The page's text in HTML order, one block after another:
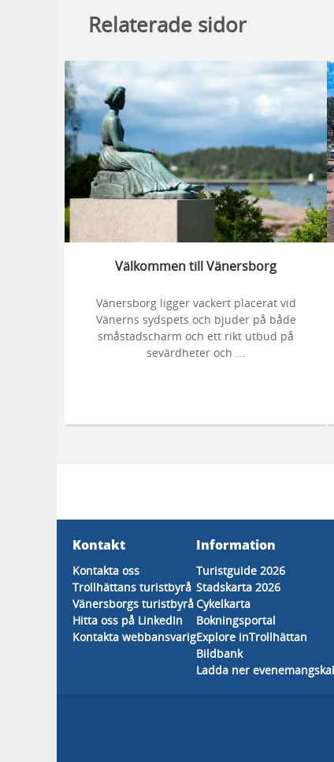
Relaterade sidor
Välkommen till Vänersborg
Vänersborg ligger vackert placerat vid
Vänerns sydspets och bjuder på både
småstadscharm och ett rikt utbud på
sevärdheter och ...
Kontakt
Kontakta oss
Trollhättans turistbyrå
Vänersborgs turistbyrå
Hitta oss på LinkedIn
Kontakta webbansvarig
Information
Turistguide 2026
Stadskarta 2026
Cykelkarta
Bokningsportal
Explore inTrollhättan
Bildbank
Ladda ner